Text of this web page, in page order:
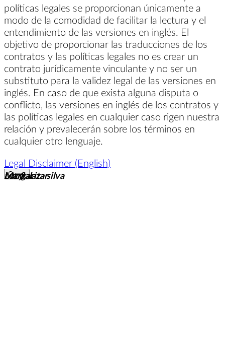
Margarita silva
Luz Salazar
Lucy
políticas legales se proporcionan únicamente a
modo de la comodidad de facilitar la lectura y el
entendimiento de las versiones en inglés. El
objetivo de proporcionar las traducciones de los
contratos y las políticas legales no es crear un
contrato jurídicamente vinculante y no ser un
substituto para la validez legal de las versiones en
inglés. En caso de que exista alguna disputa o
conflicto, las versiones en inglés de los contratos y
las políticas legales en cualquier caso rigen nuestra
relación y prevalecerán sobre los términos en
cualquier otro lenguaje.
Legal Disclaimer (English)
Cerrar